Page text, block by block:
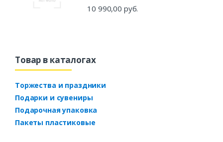
10 990,00 руб.
Товар в каталогах
Торжества и праздники
Подарки и сувениры
Подарочная упаковка
Пакеты пластиковые